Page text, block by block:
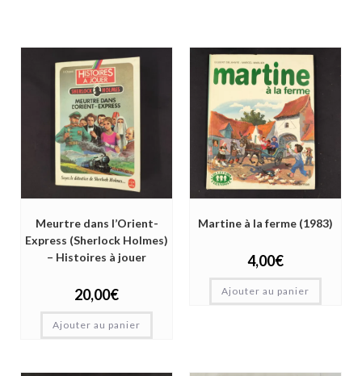
Meurtre dans l’Orient-
Express (Sherlock Holmes)
– Histoires à jouer
20,00€
Ajouter au panier
Martine à la ferme (1983)
4,00€
Ajouter au panier